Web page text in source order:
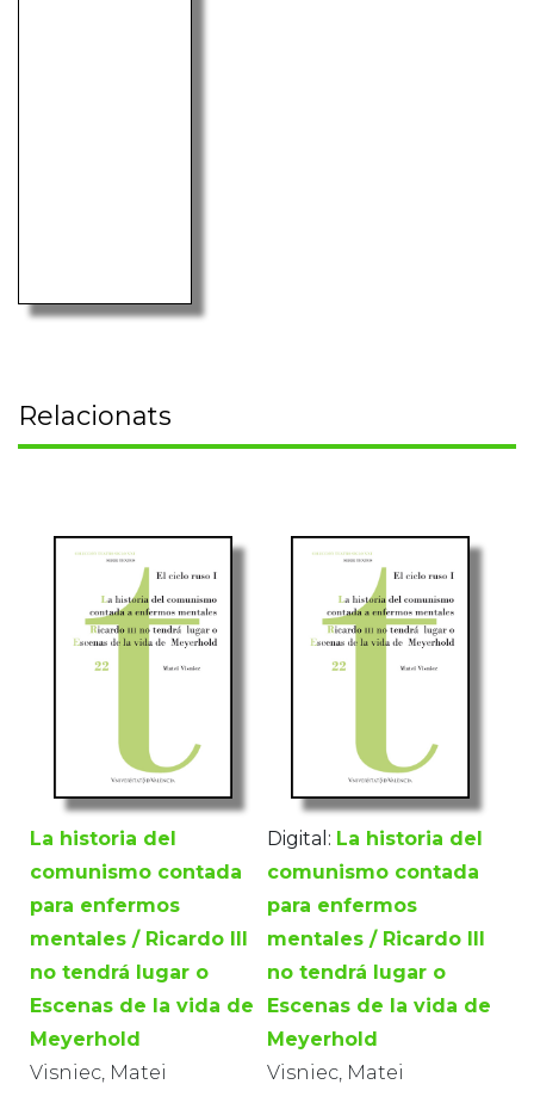
Relacionats
La historia del
comunismo contada
para enfermos
mentales / Ricardo III
no tendrá lugar o
Escenas de la vida de
Meyerhold
Visniec, Matei
Digital: La historia del
comunismo contada
para enfermos
mentales / Ricardo III
no tendrá lugar o
Escenas de la vida de
Meyerhold
Visniec, Matei